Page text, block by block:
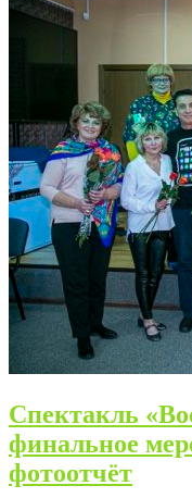
Спектакль
финальное
фотоотчёт